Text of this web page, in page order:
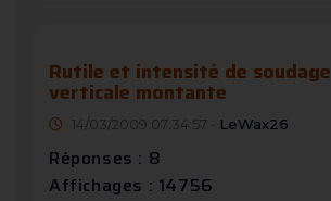
Rutile et intensité de soudage
verticale montante
14/03/2009 07:34:57 - LeWax26
Réponses : 8
Affichages : 14756